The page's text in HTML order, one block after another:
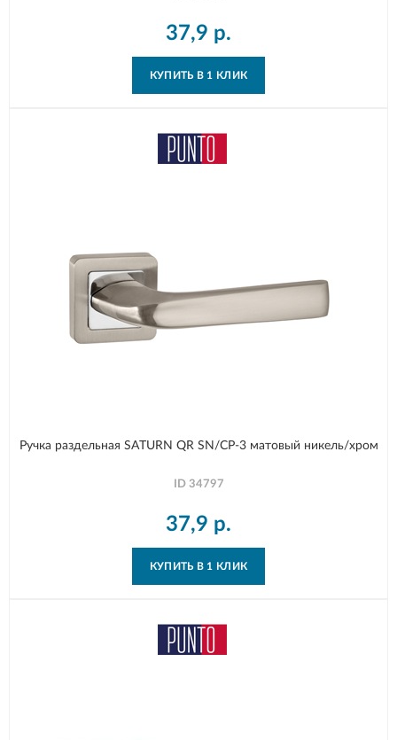
37,9 р.
КУПИТЬ В 1 КЛИК
Ручка раздельная SATURN QR SN/CP-3 матовый никель/хром
ID 34797
37,9 р.
КУПИТЬ В 1 КЛИК